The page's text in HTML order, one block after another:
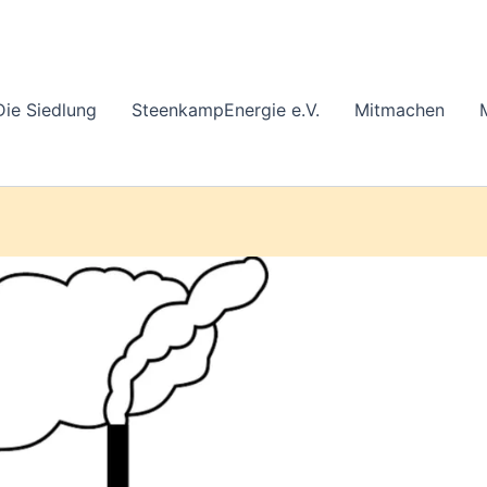
Siedlung SteenkampEnergie e.V. Mitmachen